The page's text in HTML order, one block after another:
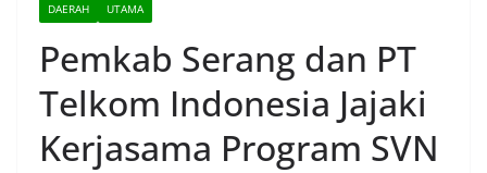
DAERAH UTAMA
Pemkab Serang dan PT
Telkom Indonesia Jajaki
Kerjasama Program SVN